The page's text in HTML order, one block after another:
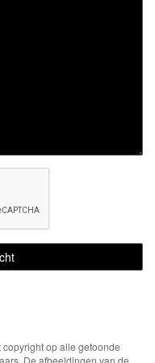
copyright op alle getoonde
De afbeeldingen van de